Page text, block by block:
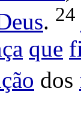
. 24
que
dos